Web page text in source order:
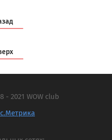
- 2021 WOW club